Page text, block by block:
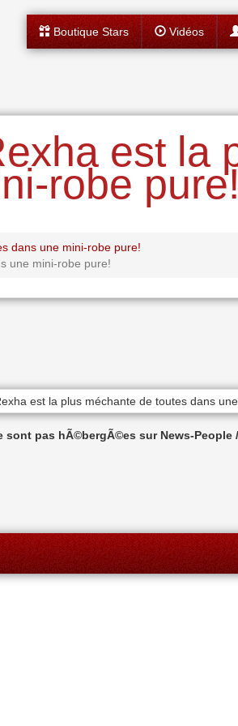
Boutique Stars Vidéos
est la
robe pure!
dans une mini-robe pure!
une mini-robe pure!
pas hÃ©bergÃ©es sur News-People